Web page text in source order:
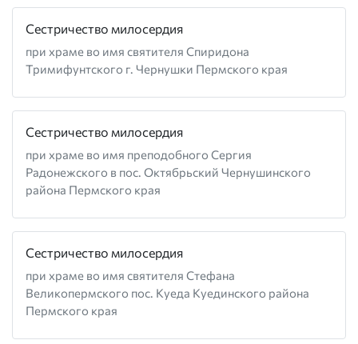
Сестричество милосердия
при храме во имя святителя Спиридона
Тримифунтского г. Чернушки Пермского края
Сестричество милосердия
при храме во имя преподобного Сергия
Радонежского в пос. Октябрьский Чернушинского
района Пермского края
Сестричество милосердия
при храме во имя святителя Стефана
Великопермского пос. Куеда Куединского района
Пермского края